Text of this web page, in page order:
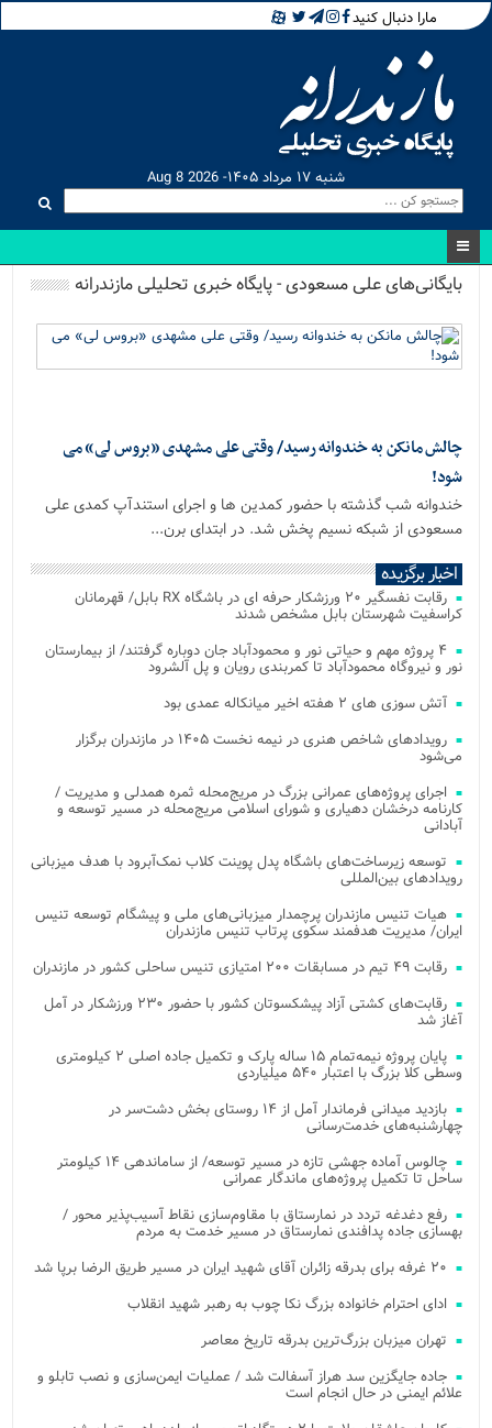
مارا دنبال کنید
شنبه ۱۷ مرداد ۱۴۰۵- Aug 8 2026
بایگانی‌های علی مسعودی - پایگاه خبری تحلیلی مازندرانه
چالش مانکن به خندوانه رسید/ وقتی علی مشهدی «بروس لی» می
شود!
خندوانه شب گذشته با حضور کمدین ها و اجرای استندآپ کمدی علی
مسعودی از شبکه نسیم پخش شد. در ابتدای برن...
اخبار برگزیده
رقابت نفسگیر ۲۰ ورزشکار حرفه ای در باشگاه RX بابل/ قهرمانان
کراسفیت شهرستان بابل مشخص شدند
۴ پروژه مهم و حیاتی نور و محمودآباد جان دوباره گرفتند/ از بیمارستان
نور و نیروگاه محمودآباد تا کمربندی رویان و پل آلشرود
آتش‌ سوزی‌ های ۲ هفته اخیر میانکاله عمدی بود
رویدادهای شاخص هنری در نیمه نخست ۱۴۰۵ در مازندران برگزار
می‌شود
اجرای پروژه‌های عمرانی بزرگ در مریج‌محله ثمره همدلی و مدیریت /
کارنامه درخشان دهیاری و شورای اسلامی مریج‌محله در مسیر توسعه و
آبادانی
توسعه زیرساخت‌های باشگاه پدل پوینت کلاب نمک‌آبرود با هدف میزبانی
رویدادهای بین‌المللی
هیات تنیس مازندران پرچمدار میزبانی‌های ملی و پیشگام توسعه تنیس
ایران/ مدیریت هدفمند سکوی پرتاب تنیس مازندران
رقابت ۴۹ تیم در مسابقات ۲۰۰ امتیازی تنیس ساحلی کشور در مازندران
رقابت‌های کشتی آزاد پیشکسوتان کشور با حضور ۲۳۰ ورزشکار در آمل
آغاز شد
پایان پروژه نیمه‌تمام ۱۵ ساله پارک و تکمیل جاده اصلی ۲ کیلومتری
وسطی کلا بزرگ با اعتبار ۵۴۰ میلیاردی
بازدید میدانی فرماندار آمل از ۱۴ روستای بخش دشت‌سر در
چهارشنبه‌های خدمت‌رسانی
چالوس آماده جهشی تازه در مسیر توسعه/ از ساماندهی ۱۴ کیلومتر
ساحل تا تکمیل پروژه‌های ماندگار عمرانی
رفع دغدغه تردد در نمارستاق با مقاوم‌سازی نقاط آسیب‌پذیر محور /
بهسازی جاده پدافندی نمارستاق در مسیر خدمت به مردم
۲۰ غرفه برای بدرقه زائران آقای شهید ایران در مسیر طریق الرضا برپا شد
ادای احترام خانواده بزرگ نکا چوب به رهبر شهید انقلاب
تهران میزبان بزرگ‌ترین بدرقه تاریخ معاصر
جاده جایگزین سد هراز آسفالت شد / عملیات ایمن‌سازی و نصب تابلو و
علائم ایمنی در حال انجام است